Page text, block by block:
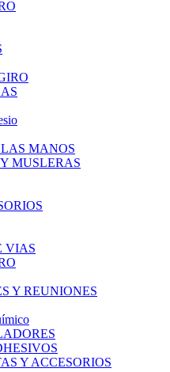
MANOS
MUSLERAS
VIAS
Y REUNIONES
Y ACCESORIOS